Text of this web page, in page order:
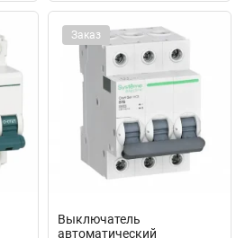
Заказ
Выключатель
автоматический